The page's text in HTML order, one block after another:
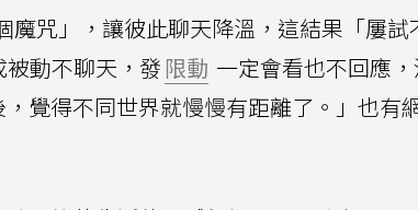
魔咒」，讓彼此聊天降溫，這結果「屢試
動不聊天，發 限動 一定會看也不回應
覺得不同世界就慢慢有距離了。」也有